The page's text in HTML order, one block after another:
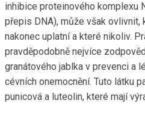
inhibice proteinového komplexu
přepis DNA), může však ovlivnit,
nakonec uplatní a které nikoliv.
pravděpodobně nejvíce
granátového jablka v prevenci a
cévních onemocnění. Tuto látku
punicová a luteolin, které mají